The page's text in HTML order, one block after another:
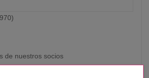
de nuestros socios